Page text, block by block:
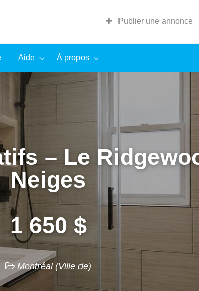
Publier une annonce
Aide À propos
– Le
Neiges
1 650 $
Montréal (Ville de)